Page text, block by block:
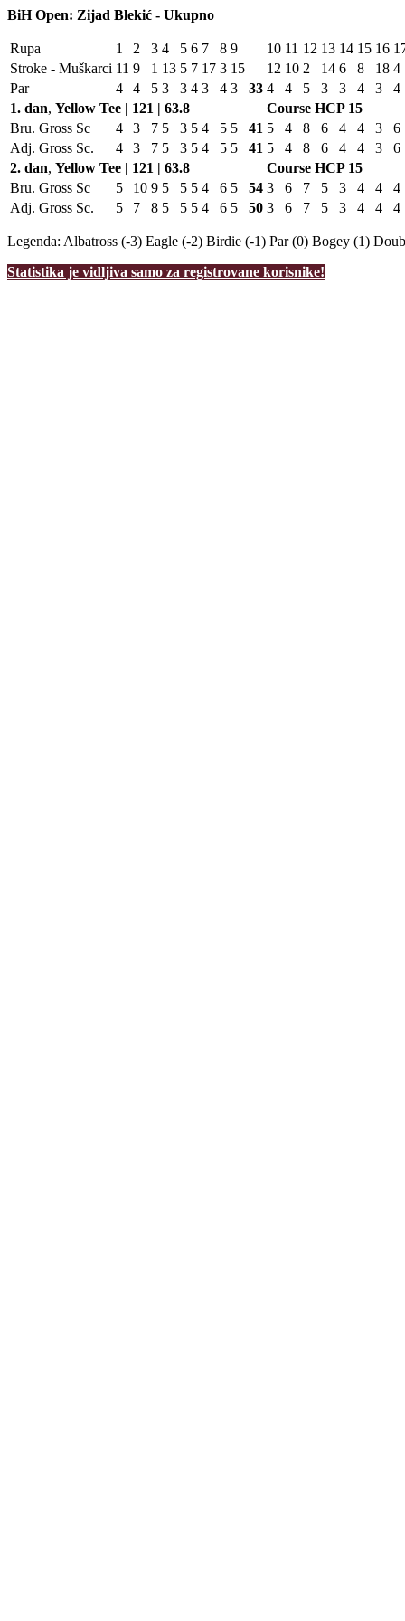
BiH Open: Zijad Blekić - Ukupno
Rupa 1 2 3 4 5 6 7 8 9 10 11 12 13 14 15 16
Stroke - Muškarci 11 9 1 13 5 7 17 3 15 12 10 2 14 6 8 18 4
Par
4 4 5 3 3 4 3 4 3 33 4 4 5 3 3 4 3
4
1. dan, Yellow Tee | 121 | 63.8 Course HCP 15
Bru. Gross Sc
4 3 7 5 3 5 4 5 5 41 5 4 8 6 4 4 3
6
Adj. Gross Sc.
4 3 7 5 3 5 4 5 5 41 5 4 8 6 4 4 3
6
2. dan, Yellow Tee | 121 | 63.8 Course HCP 15
Bru. Gross Sc
5 10 9 5 5 5 4 6 5 54 3 6 7 5 3 4 4
4
Adj. Gross Sc.
5 7 8 5 5 5 4 6 5 50 3 6 7 5 3 4 4 4
Legenda: Albatross (-3) Eagle (-2) Birdie (-1) Par (0) Bogey (1)
Statistika je vidljiva samo za registrovane korisnike!